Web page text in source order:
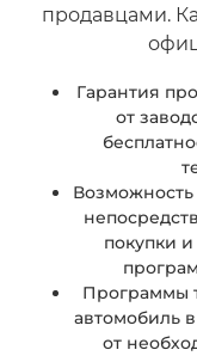
продавцами.
Гарантия
от
покупки
Программы
автомобиль
от